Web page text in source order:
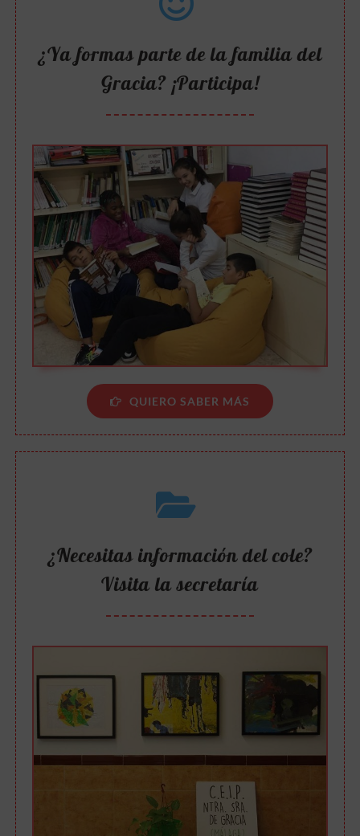
¿Ya formas parte de la familia del
Gracia? ¡Participa!
QUIERO SABER MÁS
¿Necesitas información del cole?
Visita la secretaría